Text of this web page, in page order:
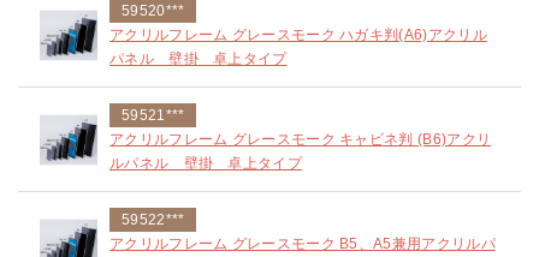
59520***
アクリルフレーム グレースモーク ハガキ判(A6)アクリル
パネル 壁掛 卓上タイプ
59521***
アクリルフレーム グレースモーク キャビネ判 (B6)アクリ
ルパネル 壁掛 卓上タイプ
59522***
アクリルフレーム グレースモーク B5、A5兼用アクリルパ